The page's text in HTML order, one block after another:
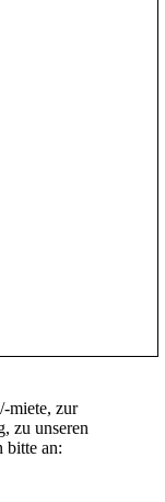
miete, zur
zu unseren
bitte an: